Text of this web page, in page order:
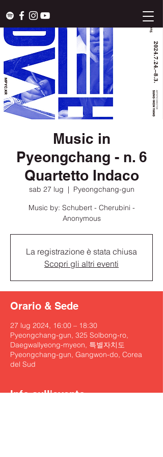
Music in
Pyeongchang - n. 6
Quartetto Indaco
sab 27 lug
  |
Pyeongchang-gun
Music by: Schubert - Cherubini -
Anonymous
La registrazione è stata chiusa
Scopri gli altri eventi
Orario & Sede
27 lug 2024, 16:00 – 18:30
Pyeongchang-gun, 325 Solbong-ro,
Daegwallyeong-myeon, 특별자치도
Pyeongchang-gun, Gangwon-do, Corea
del Sud
Info sull'evento